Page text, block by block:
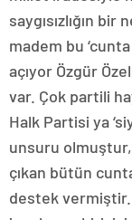
saygısızlığın
madem bu
açıyor Özgür
var. Çok partili
Halk Partisi ya
unsuru
çıkan bütün
destek vermiştir.